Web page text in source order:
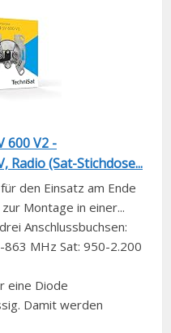
600 V2 -
Radio (Sat-Stichdose...
den Einsatz am Ende
Montage in einer...
Anschlussbuchsen:
863 MHz Sat: 950-2.200
eine Diode
Damit werden